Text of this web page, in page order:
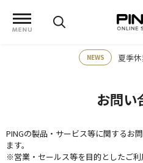
NEWS
お問い
PINGの製品・サービス等に関するお
ます。
※営業・セールス等を目的としたご利